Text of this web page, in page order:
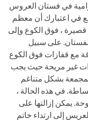
في فستان العروس
ضع في اعتبارك أن معظم
قصيرة ، فوق الكوع وإلى
على سبيل
مع قفازات فوق الكوع
غير مريحة حيث يجب
المجمعة بشكل متناغم
في هذه الحالة ،
يمكن إزالتها على
إلى ارتداء خاتم